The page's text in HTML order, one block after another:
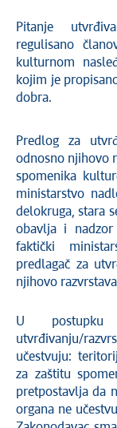
Pitanje
regulisano
kulturnom
kojim je
dobra.
Predlog za
odnosno njihovo
spomenika
ministarstvo
delokruga, stara
obavlja i nadzor
faktički
predlagač za
njihovo
U
utvrđivanju/
učestvuju:
za zaštitu
pretpostavlja da
organa ne